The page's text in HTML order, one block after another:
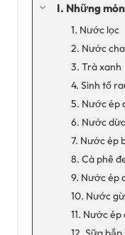
I. Những
1. Nước lọc
2. Nước
3. Trà xanh
4. Sinh tố
5. Nước ép
6. Nước
7. Nước ép
8. Cà phê
9. Nước ép
10. Nước
11. Nước